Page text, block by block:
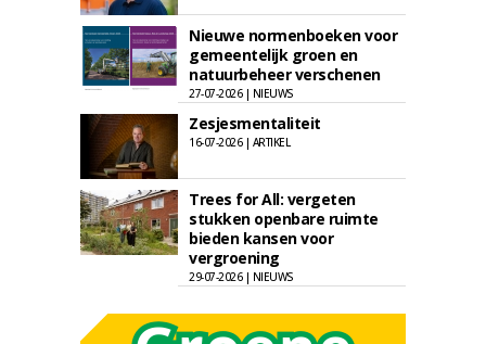
Nieuwe normenboeken voor
gemeentelijk groen en
natuurbeheer verschenen
27-07-2026 | NIEUWS
Zesjesmentaliteit
16-07-2026 | ARTIKEL
Trees for All: vergeten
stukken openbare ruimte
bieden kansen voor
vergroening
29-07-2026 | NIEUWS